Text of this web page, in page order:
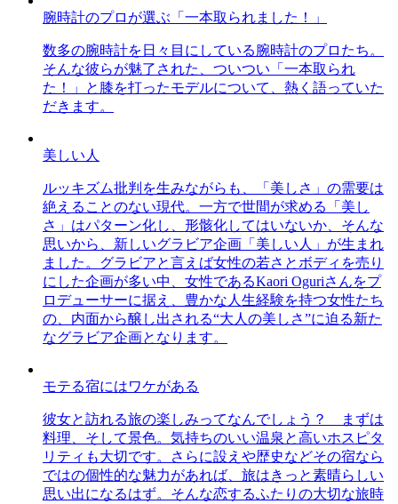
腕時計のプロが選ぶ「一本取られました！」
数多の腕時計を日々目にしている腕時計のプロたち。
そんな彼らが魅了された、ついつい「一本取られ
た！」と膝を打ったモデルについて、熱く語っていた
だきます。
美しい人
ルッキズム批判を生みながらも、「美しさ」の需要は
絶えることのない現代。一方で世間が求める「美し
さ」はパターン化し、形骸化してはいないか、そんな
思いから、新しいグラビア企画「美しい人」が生まれ
ました。グラビアと言えば女性の若さとボディを売り
にした企画が多い中、女性であるKaori Oguriさんをプ
ロデューサーに据え、豊かな人生経験を持つ女性たち
の、内面から醸し出される“大人の美しさ”に迫る新た
なグラビア企画となります。
モテる宿にはワケがある
彼女と訪れる旅の楽しみってなんでしょう？ まずは
料理、そして景色。気持ちのいい温泉と高いホスピタ
リティも大切です。さらに設えや歴史などその宿なら
ではの個性的な魅力があれば、旅はきっと素晴らしい
思い出になるはず。そんな恋するふたりの大切な旅時